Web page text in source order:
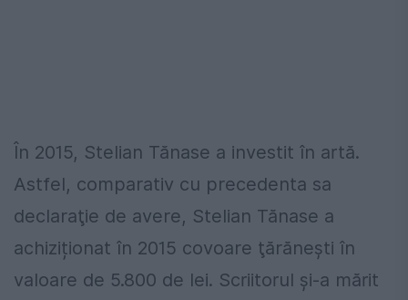
În 2015, Stelian Tănase a investit în artă.
Astfel, comparativ cu precedenta sa
declaraţie de avere, Stelian Tănase a
achiziționat în 2015 covoare ţărăneşti în
valoare de 5.800 de lei. Scriitorul şi-a mărit